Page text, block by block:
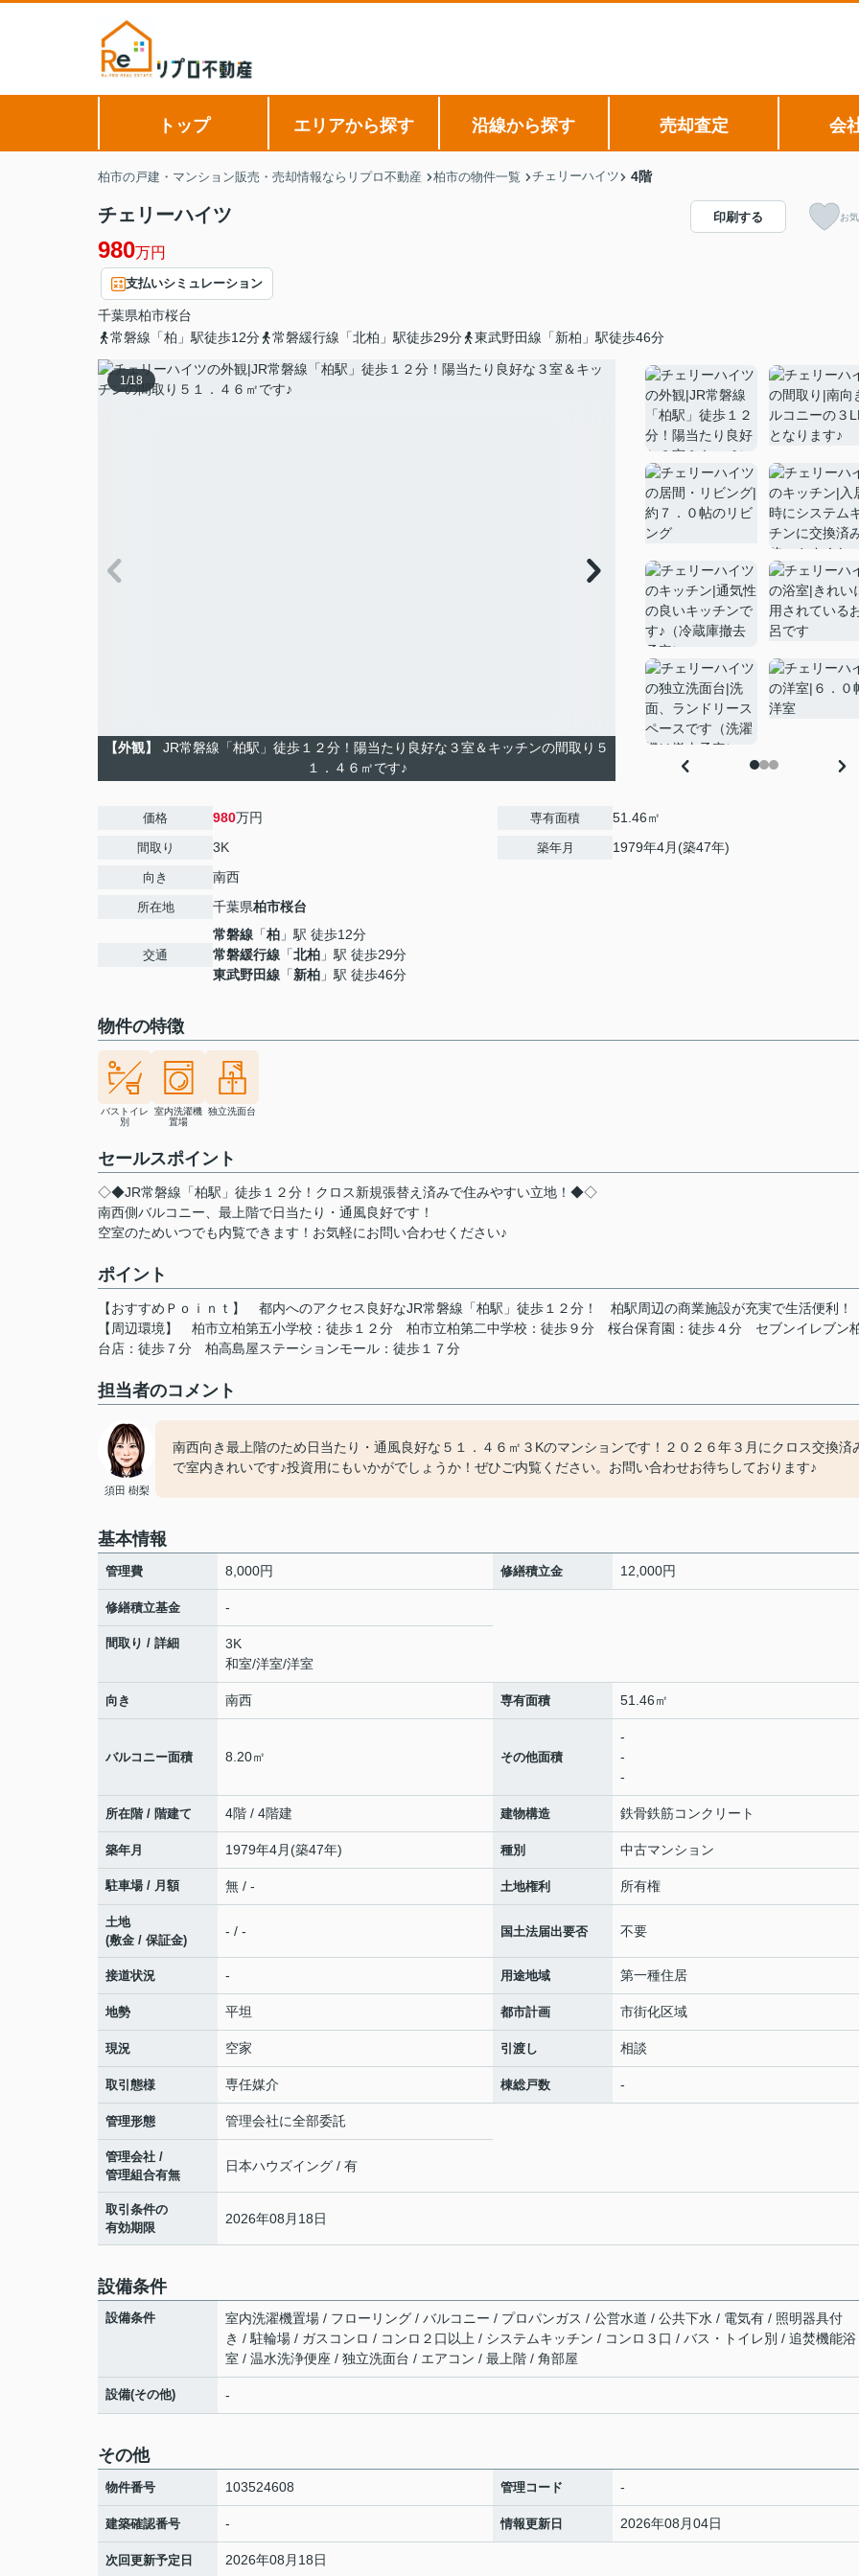
トップ エリアから探す 沿線から探す 売却査定 会
柏市の戸建・マンション販売・売却情報ならリプロ不動産 柏市の物件一覧 チェリーハイツ 4階
チェリーハイツ
980万円
支払いシミュレーション
千葉県柏市桜台
常磐線「柏」駅徒歩12分
常磐緩行線「北柏」駅徒歩29分 東武野田線「新柏」駅徒歩46分
印刷する お
1/18
【外観】
JR常磐線「柏駅」徒歩１２分！陽当たり良好な３室＆キッチンの間取り５
１．４６㎡です♪
価格 980万円
間取り 3K
向き 南西
所在地 千葉県柏市桜台
交通
常磐線 「柏 」駅 徒歩12分
常磐緩行線 「北柏 」駅 徒歩29分
東武野田線 「新柏 」駅 徒歩46分
専有面積 51.46㎡
築年月 1979年4月(築47年)
物件の特徴
バストイレ
別
室内洗濯機
置場
独立洗面台
セールスポイント
◇◆JR常磐線「柏駅」徒歩１２分！クロス新規張替え済みで住みやすい立地！◆◇
南西側バルコニー、最上階で日当たり・通風良好です！
空室のためいつでも内覧できます！お気軽にお問い合わせください♪
ポイント
【おすすめＰｏｉｎｔ】 都内へのアクセス良好なJR常磐線「柏駅」徒歩１２分！
柏駅周辺の商業施設が充実で生活便利！
【周辺環境】
柏市立柏第五小学校：徒歩１２分 柏市立柏第二中学校：徒歩９分 桜台保育園：徒歩４分
セブンイレブン
台店：徒歩７分
柏高島屋ステーションモール：徒歩１７分
担当者のコメント
須田 樹梨
南西向き最上階のため日当たり・通風良好な５１．４６㎡３Kのマンションです！２０２６年３月にクロス交換済
で室内きれいです♪投資用にもいかがでしょうか！ぜひご内覧ください。お問い合わせお待ちしております♪
基本情報
管理費 8,000円 修繕積立金 12,000円
修繕積立基金 -
間取り / 詳細
3K
和室/洋室/洋室
向き 南西 専有面積 51.46㎡
バルコニー面積 8.20㎡ その他面積
-
-
-
所在階 / 階建て 4階 / 4階建 建物構造 鉄骨鉄筋コンクリート
築年月 1979年4月(築47年) 種別 中古マンション
駐車場 / 月額 無 / - 土地権利 所有権
土地
(敷金 / 保証金)
- / - 国土法届出要否 不要
接道状況 - 用途地域 第一種住居
地勢 平坦 都市計画 市街化区域
現況 空家 引渡し 相談
取引態様 専任媒介 棟総戸数 -
管理形態 管理会社に全部委託
管理会社 /
管理組合有無
日本ハウズイング / 有
取引条件の
有効期限
2026年08月18日
設備条件
設備条件
室内洗濯機置場 / フローリング / バルコニー / プロパンガス / 公営水道 / 公共下水 / 電気有 / 照明器具付
き / 駐輪場 / ガスコンロ / コンロ２口以上 / システムキッチン / コンロ３口 / バス・トイレ別 / 追焚機能浴
室 / 温水洗浄便座 / 独立洗面台 / エアコン / 最上階 / 角部屋
設備(その他) -
その他
物件番号 103524608 管理コード -
建築確認番号 - 情報更新日 2026年08月04日
次回更新予定日 2026年08月18日